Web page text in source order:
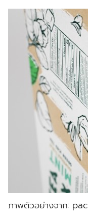
ภาพตัวอย่างจาก: